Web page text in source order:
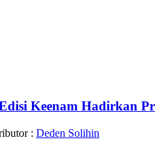
Keenam Hadirkan
: Deden Solihin